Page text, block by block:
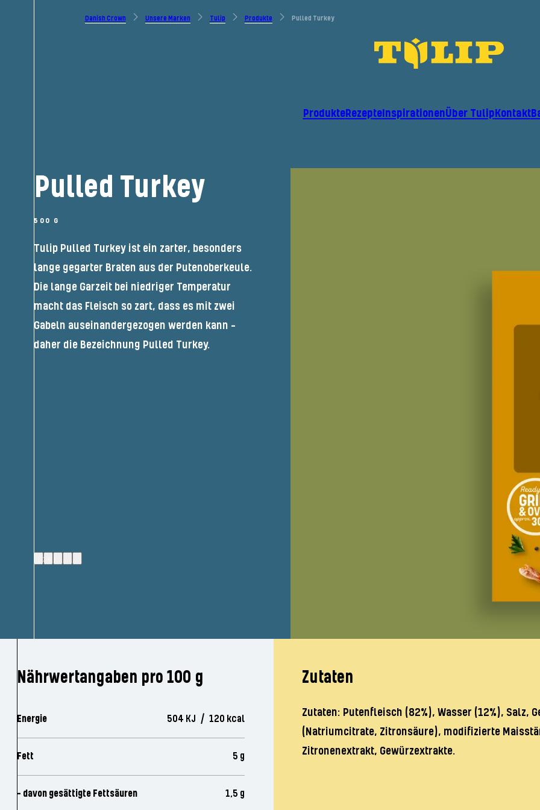
Danish Crown Unsere Marken Tulip Produkte Pulled Turkey
ProdukteRezepteInspirationenÜber TulipKontakt
Pulled Turkey
500 G
Tulip Pulled Turkey ist ein zarter, besonders
lange gegarter Braten aus der Putenoberkeule.
Die lange Garzeit bei niedriger Temperatur
macht das Fleisch so zart, dass es mit zwei
Gabeln auseinandergezogen werden kann -
daher die Bezeichnung Pulled Turkey.
(14)
Nährwertangaben pro 100 g
Energie 504 KJ / 120 kcal
Fett 5 g
- davon gesättigte Fettsäuren 1,5 g
Zutaten
Zutaten: Putenfleisch (82%), Wasser (12%), Salz,
(Natriumcitrate, Zitronsäure), modifizierte
Zitronenextrakt, Gewürzextrakte.